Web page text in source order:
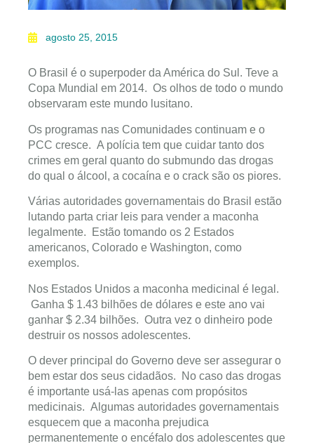
agosto 25, 2015
O Brasil é o superpoder da América do Sul. Teve a
Copa Mundial em 2014. Os olhos de todo o mundo
observaram este mundo lusitano.
Os programas nas Comunidades continuam e o
PCC cresce. A polícia tem que cuidar tanto dos
crimes em geral quanto do submundo das drogas
do qual o álcool, a cocaína e o crack são os piores.
Várias autoridades governamentais do Brasil estão
lutando parta criar leis para vender a maconha
legalmente. Estão tomando os 2 Estados
americanos, Colorado e Washington, como
exemplos.
Nos Estados Unidos a maconha medicinal é legal.
Ganha $ 1.43 bilhões de dólares e este ano vai
ganhar $ 2.34 bilhões. Outra vez o dinheiro pode
destruir os nossos adolescentes.
O dever principal do Governo deve ser assegurar o
bem estar dos seus cidadãos. No caso das drogas
é importante usá-las apenas com propósitos
medicinais. Algumas autoridades governamentais
esquecem que a maconha prejudica
permanentemente o encéfalo dos adolescentes que